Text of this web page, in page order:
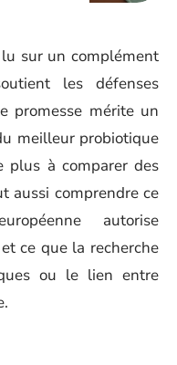
sur un complément
les défenses
promesse mérite un
meilleur probiotique
plus à comparer des
aussi comprendre ce
autorise
ce que la recherche
ou le lien entre